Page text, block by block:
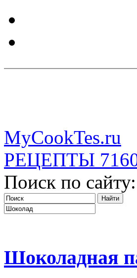
MyCookTes.ru
РЕЦЕПТЫ
Поиск по сайту:
Шоколадная